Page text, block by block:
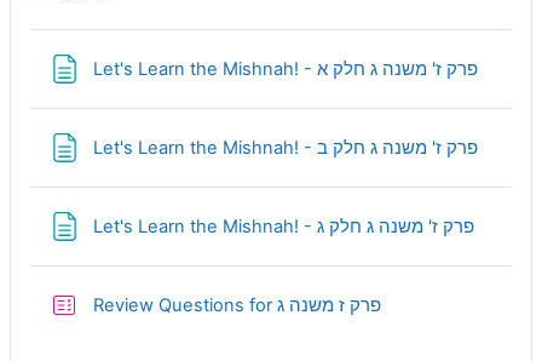
Let's Learn the Mishnah! - פרק ז' משנה ג חלק אPage
Let's Learn the Mishnah! - פרק ז' משנה ג חלק בPage
Let's Learn the Mishnah! - פרק ז' משנה ג חלק גPage
Review Questions for פרק ז משנה גQuiz